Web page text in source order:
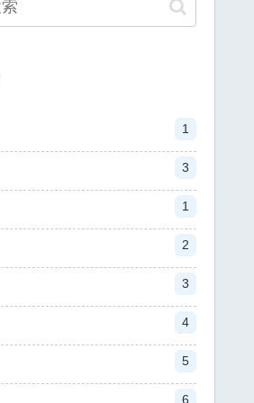
1
3
1
2
3
4
5
6